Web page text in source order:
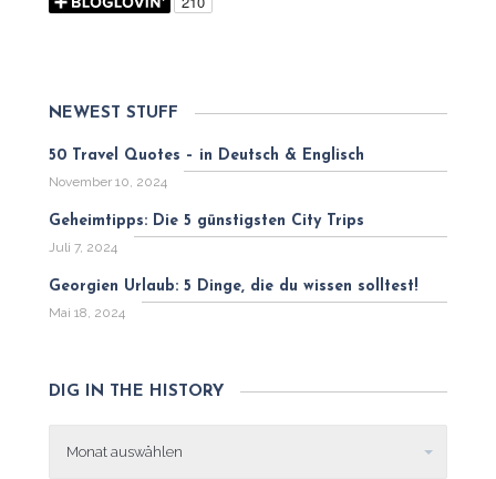
NEWEST STUFF
50 Travel Quotes – in Deutsch & Englisch
November 10, 2024
Geheimtipps: Die 5 günstigsten City Trips
Juli 7, 2024
Georgien Urlaub: 5 Dinge, die du wissen solltest!
Mai 18, 2024
DIG IN THE HISTORY